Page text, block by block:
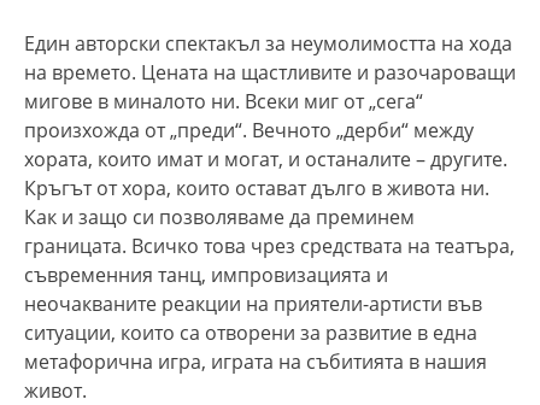
Един авторски спектакъл за неумолимостта на хода
на времето. Цената на щастливите и разочароващи
мигове в миналото ни. Всеки миг от „сега“
произхожда от „преди“. Вечното „дерби“ между
хората, които имат и могат, и останалите – другите.
Кръгът от хора, които остават дълго в живота ни.
Как и защо си позволяваме да преминем
границата. Всичко това чрез средствата на театъра,
съвременния танц, импровизацията и
неочакваните реакции на приятели-артисти във
ситуации, които са отворени за развитие в една
метафорична игра, играта на събитията в нашия
живот.